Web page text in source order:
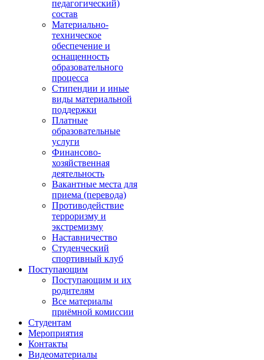
педагогический)
состав
Материально-
техническое
обеспечение и
оснащенность
образовательного
процесса
Стипендии и иные
виды материальной
поддержки
Платные
образовательные
услуги
Финансово-
хозяйственная
деятельность
Вакантные места для
приема (перевода)
Противодействие
терроризму и
экстремизму
Наставничество
Студенческий
спортивный клуб
Поступающим
Поступающим и их
родителям
Все материалы
приёмной комиссии
Студентам
Мероприятия
Контакты
Видеоматериалы